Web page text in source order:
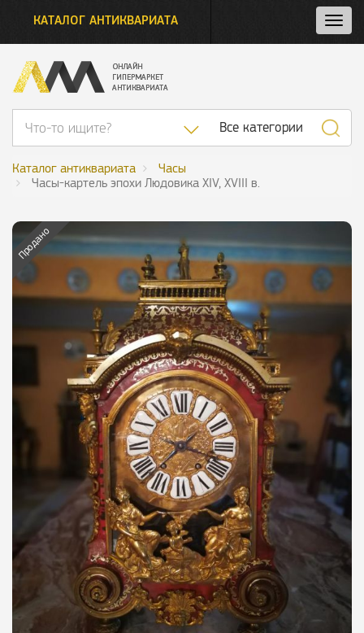
и
КАТАЛОГ АНТИКВАРИАТА
Список
Все категории
Каталог антиквариата
Часы
Часы-картель эпохи Людовика XIV, XVIII в.
Продано